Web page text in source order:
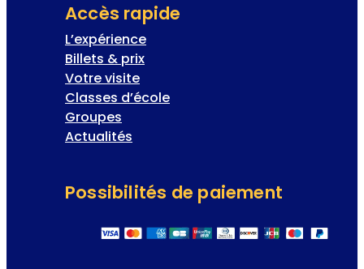
Accès rapide
L’expérience
Billets & prix
Votre visite
Classes d’école
Groupes
Actualités
Possibilités de paiement